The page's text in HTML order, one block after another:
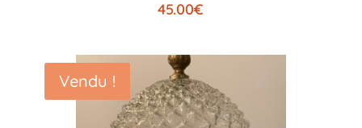
45.00€
Vendu !